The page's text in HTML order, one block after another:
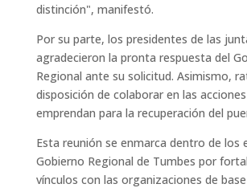
distinción", manifestó.
Por su parte, los presidentes de las
agradecieron la pronta respuesta del
Regional ante su solicitud. Asimismo,
disposición de colaborar en las
emprendan para la recuperación del
Esta reunión se enmarca dentro de los
Gobierno Regional de Tumbes por
vínculos con las organizaciones de